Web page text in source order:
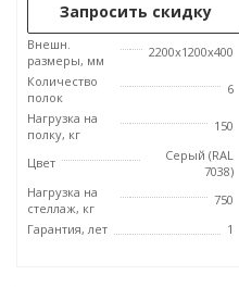
Запросить скидку
Внешн.
размеры, мм
2200x1200x400
Количество
полок
6
Нагрузка на
полку, кг
150
Цвет
Серый (RAL
7038)
Нагрузка на
стеллаж, кг
750
Гарантия, лет
1